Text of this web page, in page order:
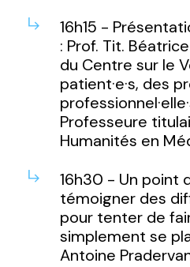
16h15 -
: Prof. Tit.
du Centre sur le
patient·e·s, des
Professeure
Humanités en
16h30 - Un point
témoigner des
pour tenter de
simplement se
Antoine